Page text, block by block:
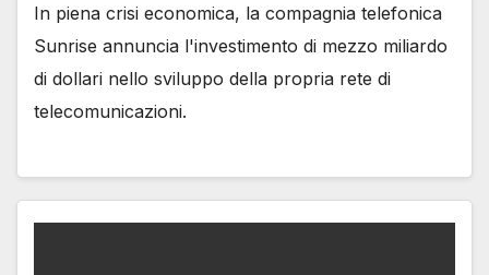
In piena crisi economica, la compagnia telefonica
Sunrise annuncia l'investimento di mezzo miliardo
di dollari nello sviluppo della propria rete di
telecomunicazioni.